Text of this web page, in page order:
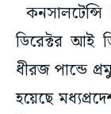
ডিরেক্টর আই
ধীরজ পান্ডে
হয়েছে